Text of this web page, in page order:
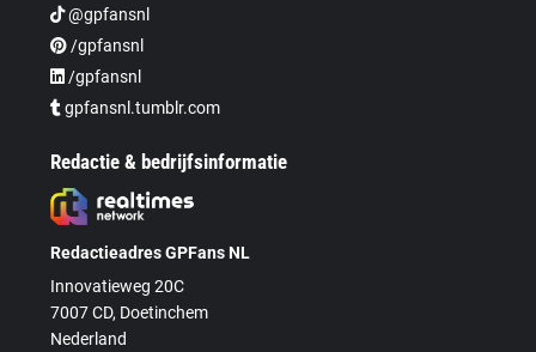
@gpfansnl
/gpfansnl
/gpfansnl
gpfansnl.tumblr.com
Redactie & bedrijfsinformatie
Redactieadres GPFans NL
Innovatieweg 20C
7007 CD, Doetinchem
Nederland